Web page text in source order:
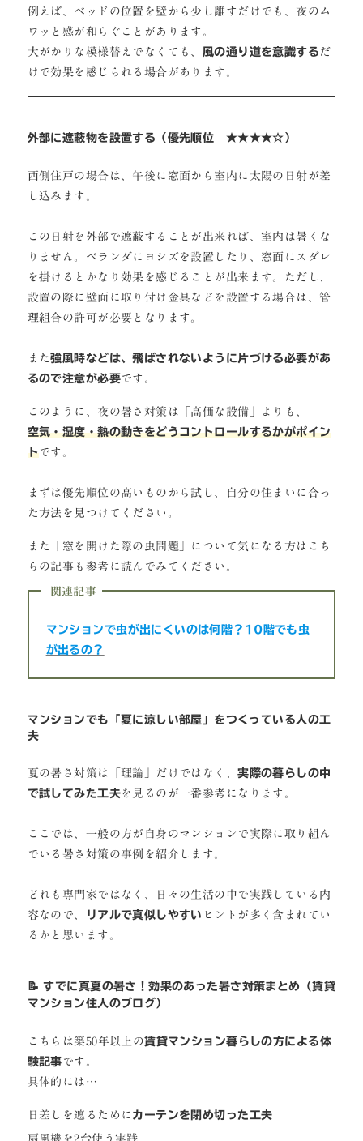
例えば、ベッドの位置を壁から少し離すだけでも、夜のム
ワッと感が和らぐことがあります。
大がかりな模様替えでなくても、 風の通り道を意識する だ
けで効果を感じられる場合があります。
外部に遮蔽物を設置する（優先順位 ★★★★☆）
西側住戸の場合は、午後に窓面から室内に太陽の日射が差
し込みます。
この日射を外部で遮蔽することが出来れば、室内は暑くな
りません。ベランダにヨシズを設置したり、窓面にスダレ
を掛けるとかなり効果を感じることが出来ます。ただし、
設置の際に壁面に取り付け金具などを設置する場合は、管
理組合の許可が必要となります。
また強風時などは、飛ばされないように片づける必要があ
るので注意が必要です。
このように、夜の暑さ対策は「高価な設備」よりも、
空気・湿度・熱の動きをどうコントロールするかがポイン
トです。
まずは優先順位の高いものから試し、自分の住まいに合っ
た方法を見つけてください。
また「窓を開けた際の虫問題」について気になる方はこち
らの記事も参考に読んでみてください。
関連記事
マンションで虫が出にくいのは何階？10階でも虫
が出るの？
マンションでも「夏に涼しい部屋」をつくっている人の工
夫
夏の暑さ対策は「理論」だけではなく、実際の暮らしの中
で試してみた工夫を見るのが一番参考になります。
ここでは、一般の方が自身のマンションで実際に取り組ん
でいる暑さ対策の事例を紹介します。
どれも専門家ではなく、日々の生活の中で実践している内
容なので、
リアルで真似しやすい ヒントが多く含まれてい
るかと思います。
📝 すでに真夏の暑さ！効果のあった暑さ対策まとめ（賃貸
マンション住人のブログ）
こちらは築50年以上の賃貸マンション暮らしの方による体
験記事 です。
具体的には…
日差しを遮るために カーテンを閉め切った工夫
扇風機を2台使う実践